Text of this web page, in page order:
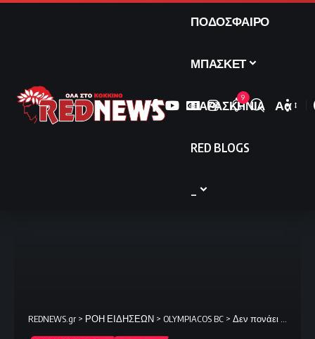
ΠΟΔΟΣΦΑΙΡΟ
ΜΠΑΣΚΕΤ
ΠΑΡΑΣΚΗΝΙΑ
RED BLOGS
9
Font
Αα
REDNEWS.gr > ΡΟΗ ΕΙΔΗΣΕΩΝ > OLYMPIACOS BC > Δεν πονάει ο Μιλουτίνοφ